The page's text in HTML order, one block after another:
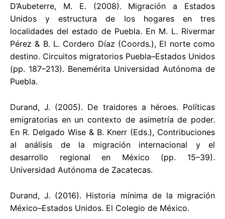
D’Aubeterre, M. E. (2008). Migración a Estados
Unidos y estructura de los hogares en tres
localidades del estado de Puebla. En M. L. Rivermar
Pérez & B. L. Cordero Díaz (Coords.), El norte como
destino. Circuitos migratorios Puebla–Estados Unidos
(pp. 187–213). Benemérita Universidad Autónoma de
Puebla.
Durand, J. (2005). De traidores a héroes. Políticas
emigratorias en un contexto de asimetría de poder.
En R. Delgado Wise & B. Knerr (Eds.), Contribuciones
al análisis de la migración internacional y el
desarrollo regional en México (pp. 15–39).
Universidad Autónoma de Zacatecas.
Durand, J. (2016). Historia mínima de la migración
México–Estados Unidos. El Colegio de México.